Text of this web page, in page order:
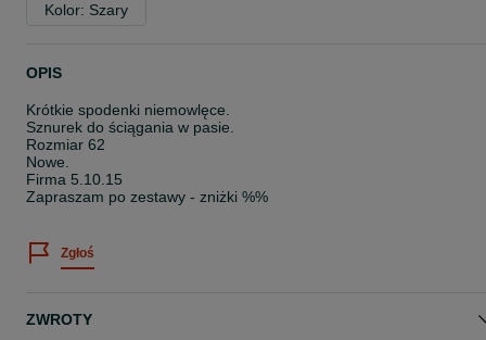
Kolor: Szary
OPIS
Krótkie spodenki niemowlęce.
Sznurek do ściągania w pasie.
Rozmiar 62
Nowe.
Firma 5.10.15
Zapraszam po zestawy - zniżki %%
Zgłoś
ZWROTY